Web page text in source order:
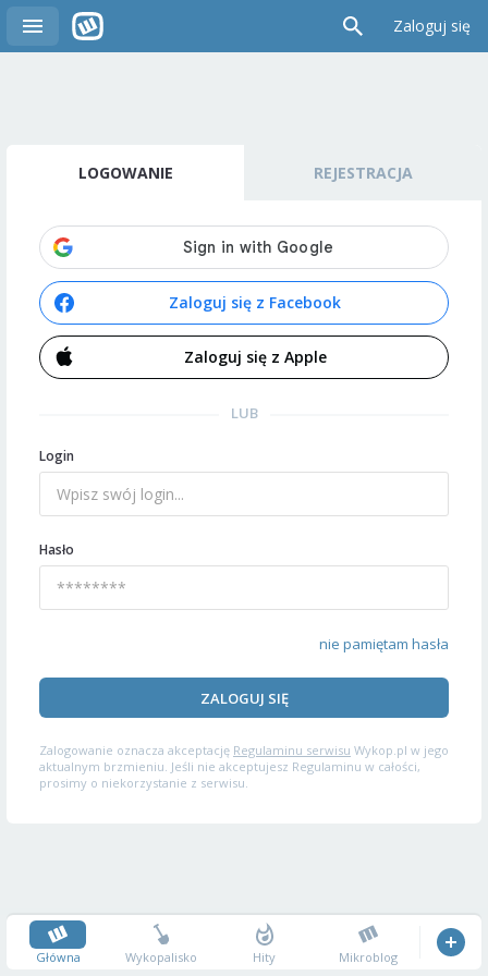
Zaloguj się
LOGOWANIE REJESTRACJA
Zaloguj się z Facebook
Zaloguj się z Apple
LUB
Login
Hasło
nie pamiętam hasła
ZALOGUJ SIĘ
Zalogowanie oznacza akceptację Regulaminu serwisu Wykop.pl w jego
aktualnym brzmieniu. Jeśli nie akceptujesz Regulaminu w całości,
prosimy o niekorzystanie z serwisu.
Główna Wykopalisko Hity Mikroblog